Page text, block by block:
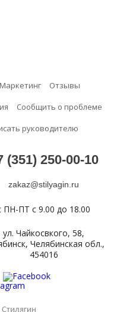
Маркетинг
Отзывы
Сообщить о проблеме
руководителю
(351) 250-00-10
zakaz@stilyagin.ru
ПН-ПТ с 9.00 до 18.00
ул. Чайкосвкого, 58,
Челябинская обл.,
454016